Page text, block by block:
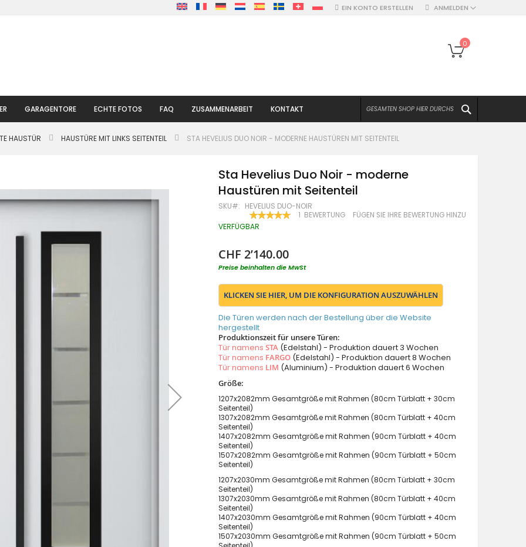
ANMELDEN
EIN KONTO ERSTELLEN
Mein
0
GARAGENTORE ECHTE FOTOS FAQ ZUSAMMENARBEIT KONTAKT
HAUSTÜR HAUSTÜRE MIT LINKS SEITENTEIL STA HEVELIUS DUO NOIR - MODERNE HAUSTÜREN MIT SEITENTEIL
Sta Hevelius Duo Noir - moderne
Haustüren mit Seitenteil
SKU HEVELIUS DUO-NOIR
BEWERTUNG:
100
% OF 100
1 BEWERTUNG FÜGEN SIE IHRE BEWERTUNG HINZU
VERFÜGBAR
CHF 2’140.00
Preise beinhalten die MwSt
KLICKEN SIE HIER, UM DIE KONFIGURATION AUSZUWÄHLEN
Die Türen werden nach der Bestellung über die Website
hergestellt
Produktionszeit für unsere Türen:
Tür namensSTA (Edelstahl) - Produktion dauert 3 Wochen
Tür namens FARGO (Edelstahl) - Produktion dauert 8 Wochen
Tür namens LIM (Aluminium) - Produktion dauert 6 Wochen
Größe:
1207x2082mm Gesamtgröße mit Rahmen (80cm Türblatt + 30cm
Seitenteil)
1307x2082mm Gesamtgröße mit Rahmen (80cm Türblatt + 40cm
Seitenteil)
1407x2082mm Gesamtgröße mit Rahmen (90cm Türblatt + 40cm
Seitenteil)
1507x2082mm Gesamtgröße mit Rahmen (90cm Türblatt + 50cm
Seitenteil)
1207x2030mm Gesamtgröße mit Rahmen (80cm Türblatt + 30cm
Seitenteil)
1307x2030mm Gesamtgröße mit Rahmen (80cm Türblatt + 40cm
Seitenteil)
1407x2030mm Gesamtgröße mit Rahmen (90cm Türblatt + 40cm
Seitenteil)
1507x2030mm Gesamtgröße mit Rahmen (90cm Türblatt + 50cm